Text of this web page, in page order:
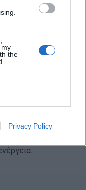
the
Privacy Policy